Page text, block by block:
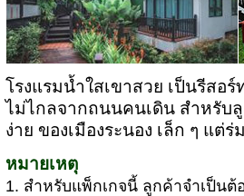
โรงแรมน้ำใสเขาสวย เป็นรีสอ
ไม่ไกลจากถนนคนเดิน สำหรับลู
ง่าย ของเมืองระนอง เล็ก ๆ แต่ร่
หมายเหตุ
1. สำหรับแพ็กเกจนี้ ลูกค้าจำเป็นต้